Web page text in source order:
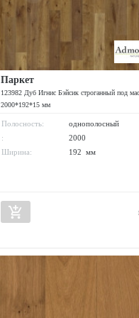
Паркет
123982 Дуб Игнис Бэйсик строганный под
2000*192*15 мм
Полосность:
однополосный
:
2000
Ширина:
192 мм
add_shopping_cart